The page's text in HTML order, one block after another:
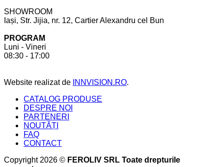
cont
la
SHOWROOM
Iași, Str. Jijia, nr. 12, Cartier Alexandru cel Bun
PROGRAM
Luni - Vineri
08:30 - 17:00
Website realizat de INNVISION.RO.
CATALOG PRODUSE
DESPRE NOI
PARTENERI
NOUTĂȚI
FAQ
CONTACT
Copyright 2026 © FEROLIV SRL Toate drepturile